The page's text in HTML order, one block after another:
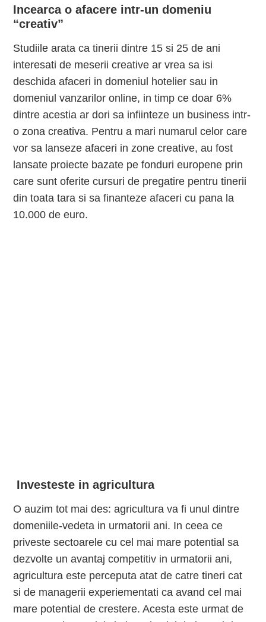
Incearca o afacere intr-un domeniu
“creativ”
Studiile arata ca tinerii dintre 15 si 25 de ani
interesati de meserii creative ar vrea sa isi
deschida afaceri in domeniul hotelier sau in
domeniul vanzarilor online, in timp ce doar 6%
dintre acestia ar dori sa infiinteze un business intr-
o zona creativa. Pentru a mari numarul celor care
vor sa lanseze afaceri in zone creative, au fost
lansate proiecte bazate pe fonduri europene prin
care sunt oferite cursuri de pregatire pentru tinerii
din toata tara si sa finanteze afaceri cu pana la
10.000 de euro.
Investeste in agricultura
O auzim tot mai des: agricultura va fi unul dintre
domeniile-vedeta in urmatorii ani. In ceea ce
priveste sectoarele cu cel mai mare potential sa
dezvolte un avantaj competitiv in urmatorii ani,
agricultura este perceputa atat de catre tineri cat
si de managerii experiementati ca avand cel mai
mare potential de crestere. Acesta este urmat de